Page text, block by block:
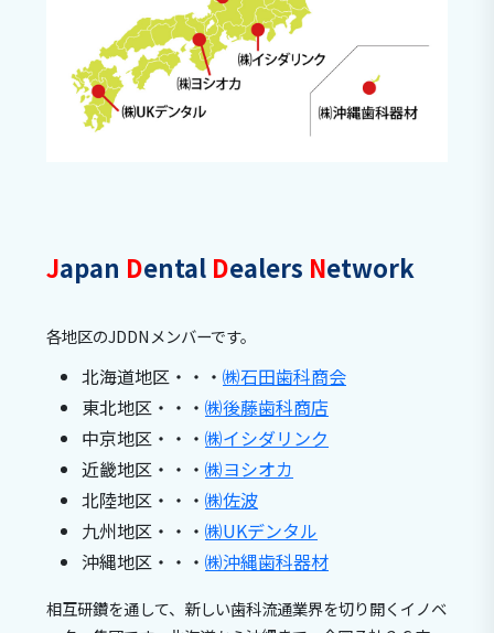
Japan Dental Dealers Network
各地区のJDDNメンバーです。
北海道地区・・・ ㈱石田歯科商会
東北地区・・・ ㈱後藤歯科商店
中京地区・・・ ㈱イシダリンク
近畿地区・・・ ㈱ヨシオカ
北陸地区・・・ ㈱佐波
九州地区・・・ ㈱UKデンタル
沖縄地区・・・ ㈱沖縄歯科器材
相互研鑽を通して、新しい歯科流通業界を切り開くイノベ